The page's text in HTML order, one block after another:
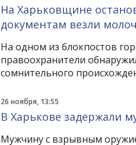
На Харьковщине
документам везли
На одном из блокпостов
правоохранители
сомнительного
26 ноября, 13:55
В Харькове задержали
Мужчину с взрывным